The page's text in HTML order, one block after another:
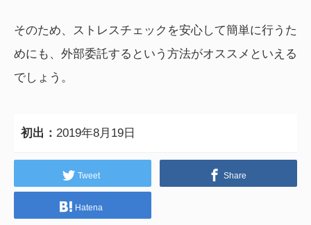
そのため、ストレスチェックを安心して簡単に行うた
めにも、外部委託するという方法がオススメといえる
でしょう。
初出： 2019年8月19日
Tweet Share
Hatena